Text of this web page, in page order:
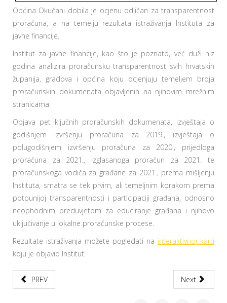
Općina Okučani dobila je ocjenu odličan za transparentnost
proračuna, a na temelju rezultata istraživanja Instituta za
javne financije.
Institut za javne financije, kao što je poznato, već duži niz
godina analizira proračunsku transparentnost svih hrvatskih
županija, gradova i općina koju ocjenjuju temeljem broja
proračunskih dokumenata objavljenih na njihovim mrežnim
stranicama.
Objava pet ključnih proračunskih dokumenata, izvještaja o
godišnjem izvršenju proračuna za 2019., izvještaja o
polugodišnjem izvršenju proračuna za 2020., prijedloga
proračuna za 2021., izglasanoga proračun za 2021. te
proračunskoga vodiča za građane za 2021., prema mišljenju
Instituta, smatra se tek prvim, ali temeljnim korakom prema
potpunijoj transparentnosti i participaciji građana, odnosno
neophodnim preduvjetom za educiranje građana i njihovo
uključivanje u lokalne proračunske procese.
Rezultate istraživanja možete pogledati na interaktivnoj karti
koju je objavio Institut.
PREV Next